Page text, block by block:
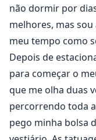
não dormir por
melhores, mas
meu tempo como
Depois de
para começar o
que me olha duas
percorrendo toda
pego minha bolsa